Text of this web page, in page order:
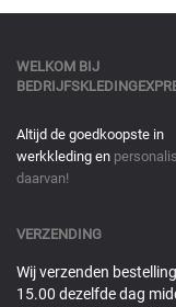
WELKOM BIJ
Altijd de goedkoopste in
werkkleding en
daarvan!
VERZENDING
Wij verzenden
15.00 dezelfde dag